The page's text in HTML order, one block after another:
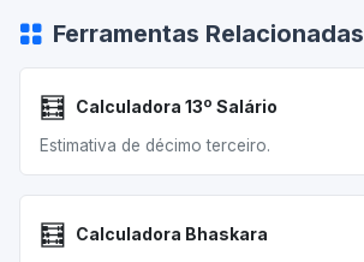
Ferramentas Relacionadas
🧮 Calculadora 13º Salário
Estimativa de décimo terceiro.
🧮 Calculadora Bhaskara